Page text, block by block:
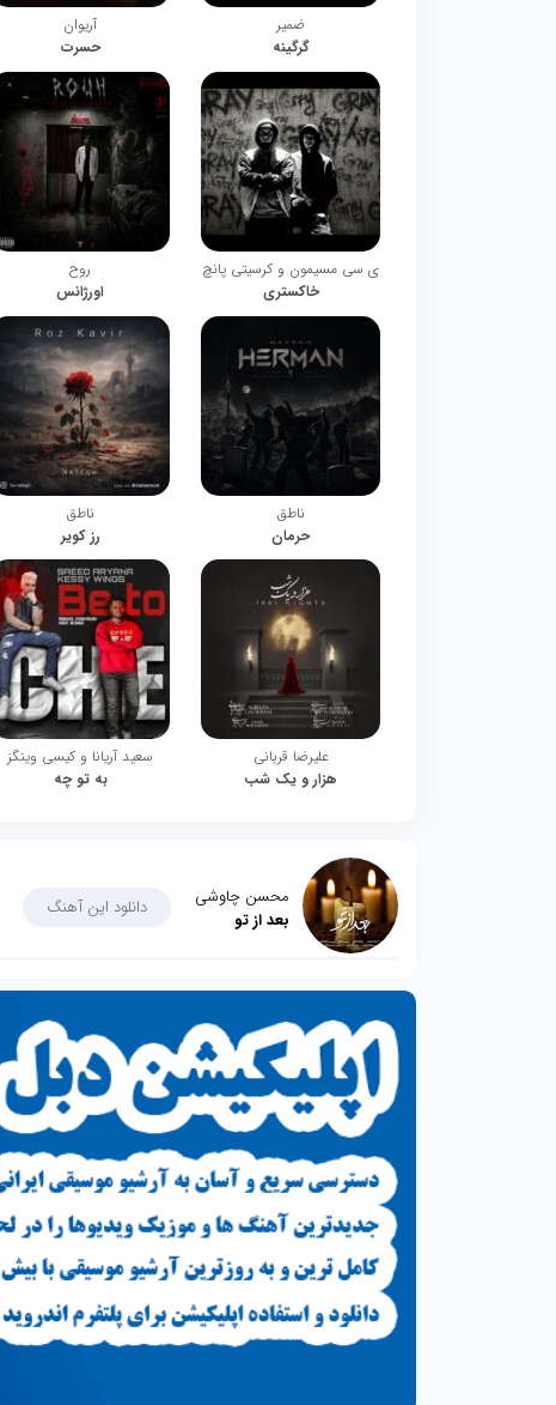
ضمیر
گرگینه
آریوان
حسرت
ی سی مسیمون و کرسیتی پانچ
خاکستری
روح
اورژانس
ناطق
حرمان
ناطق
رز کویر
علیرضا قربانی
هزار و یک شب
سعید آریانا و کیسی وینگز
به تو چه
محسن چاوشی
بعد از تو
دانلود این آهنگ